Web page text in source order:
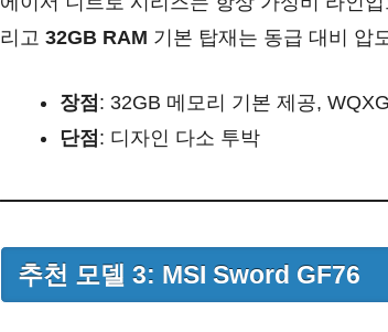
리고 32GB RAM 기본 탑재는 동급 대비 압
장점 : 32GB 메모리 기본 제공,
단점 : 디자인 다소 투박
추천 모델 3: MSI Sword GF76